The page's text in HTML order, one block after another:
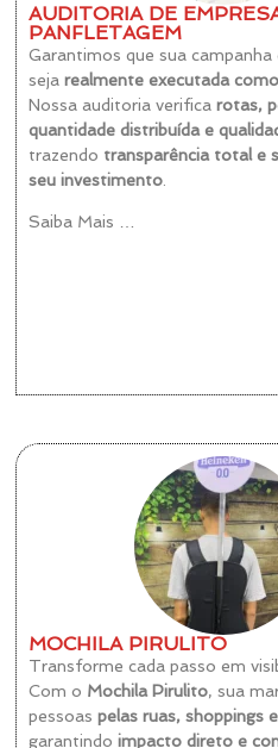
AUDITORIA DE
PANFLETAGEM
Garantimos que sua
sejarealmente executada
Nossa auditoria verificarotas,
quantidade distribuída e
trazendo transparência total e
seu investimento
Saiba Mais …
MOCHILA PIRULITO
Transforme cada passo em
Com o Mochila Pirulito, sua
pessoaspelas ruas, shoppings
garantindoimpacto direto e